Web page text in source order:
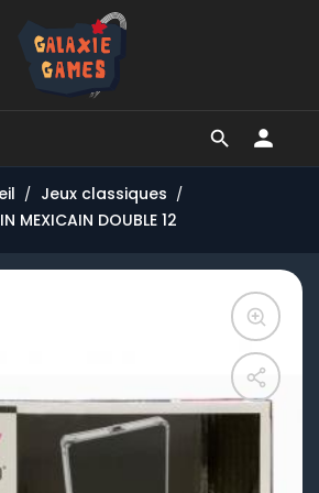

Jeux classiques
MEXICAIN DOUBLE 12